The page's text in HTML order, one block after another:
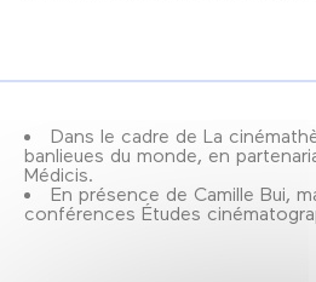
Dans le cadre de La
banlieues du monde, en
Médicis.
En présence de Camille Bui,
conférences Études